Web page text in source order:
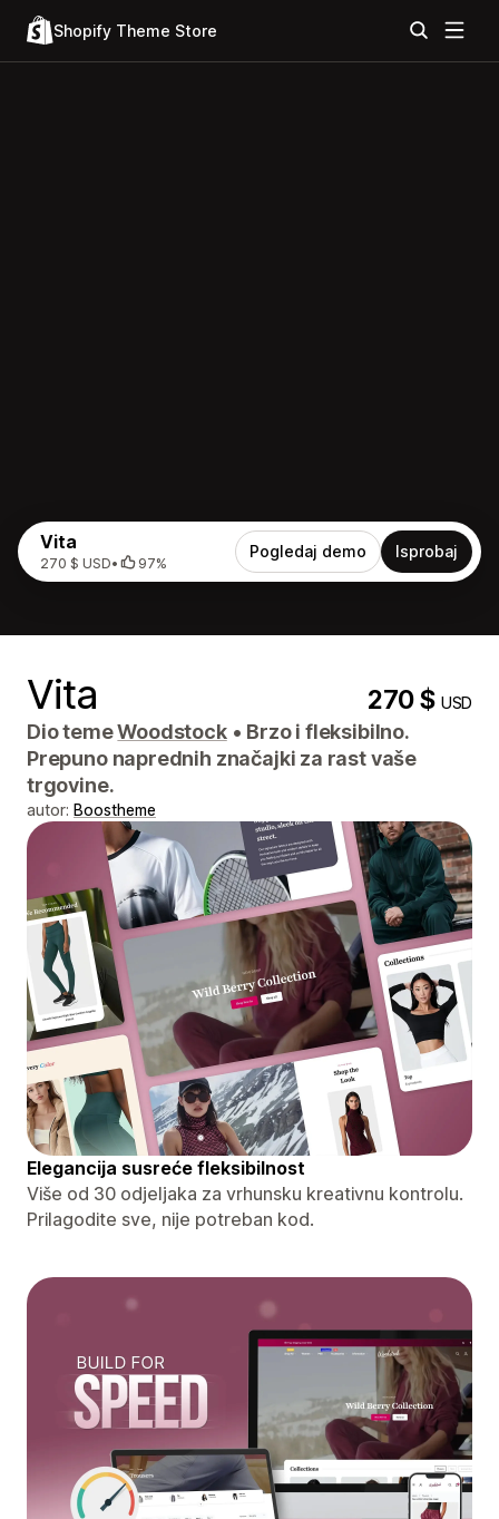
Shopify Theme Store
Vita
270 $ USD• 97%
Pogledaj demo Isprobaj
Vita 270 $USD
Dio temeWoodstock • Brzo i fleksibilno.
Prepuno naprednih značajki za rast vaše
trgovine.
autor: Boostheme
Elegancija susreće fleksibilnost
Više od 30 odjeljaka za vrhunsku kreativnu kontrolu.
Prilagodite sve, nije potreban kod.